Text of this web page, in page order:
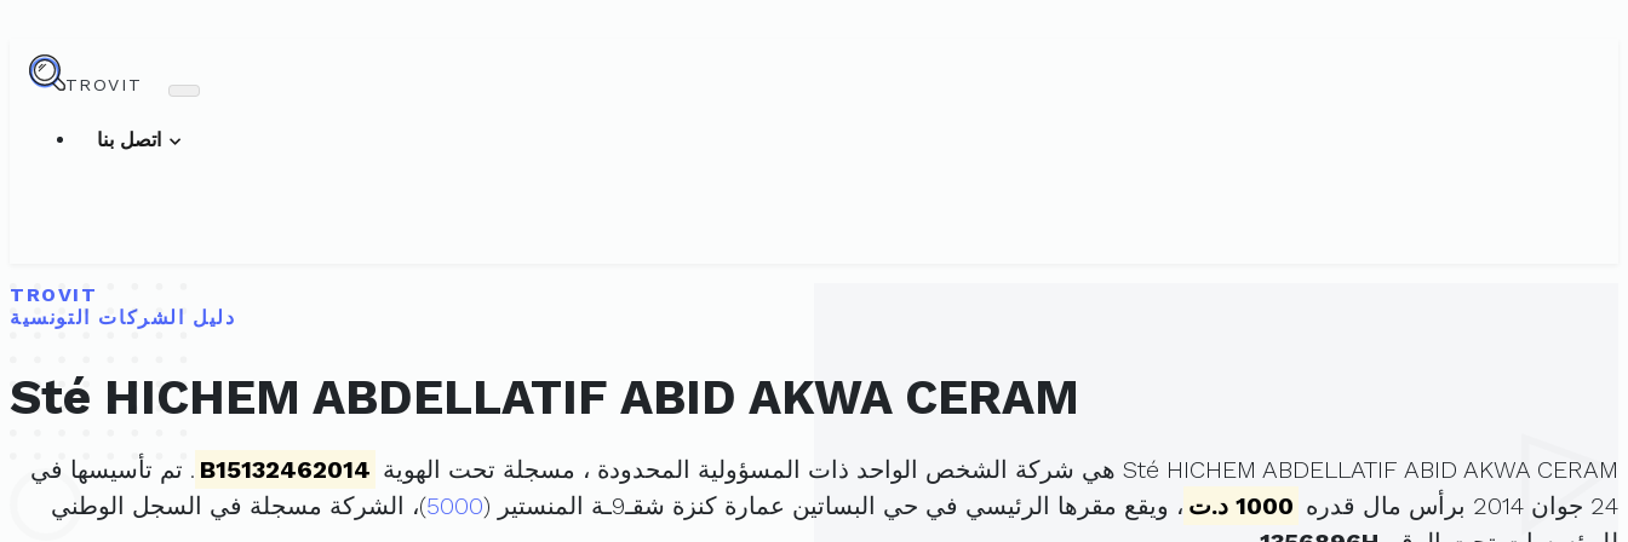
TROVIT
TROVIT
دليل الشركات التونسية
Sté HICHEM ABDELLATIF ABID AKWA CERAM
Sté HICHEM ABDELLATIF ABID AKWA CERAM هي شركة الشخص الواحد ذات المسؤولية المحدودة ، مسجلة تحت الهوية B15132462014 . تم تأسيسها في
24 جوان 2014 برأس مال قدره
1000 د.ت ، ويقع مقرها الرئيسي في حي البساتين عمارة كنزة شقـ9ـة المنستير ( 5000)، الشركة مسجلة في السجل الوطني